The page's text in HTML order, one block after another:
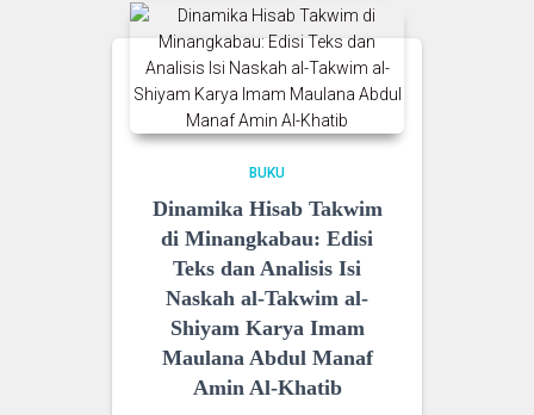
BUKU
Dinamika Hisab Takwim
di Minangkabau: Edisi
Teks dan Analisis Isi
Naskah al-Takwim al-
Shiyam Karya Imam
Maulana Abdul Manaf
Amin Al-Khatib